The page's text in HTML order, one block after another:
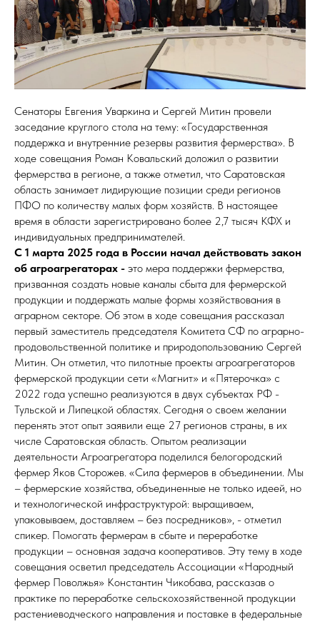
Сенаторы Евгения Уваркина и Сергей Митин провели
заседание круглого стола на тему: «Государственная
поддержка и внутренние резервы развития фермерства». В
ходе совещания Роман Ковальский доложил о развитии
фермерства в регионе, а также отметил, что Саратовская
область занимает лидирующие позиции среди регионов
ПФО по количеству малых форм хозяйств. В настоящее
время в области зарегистрировано более 2,7 тысяч КФХ и
индивидуальных предпринимателей.
С 1 марта 2025 года в России начал действовать закон
об агроагрегаторах - это мера поддержки фермерства,
призванная создать новые каналы сбыта для фермерской
продукции и поддержать малые формы хозяйствования в
аграрном секторе. Об этом в ходе совещания рассказал
первый заместитель председателя Комитета СФ по аграрно-
продовольственной политике и природопользованию Сергей
Митин. Он отметил, что пилотные проекты агроагрегаторов
фермерской продукции сети «Магнит» и «Пятерочка» с
2022 года успешно реализуются в двух субъектах РФ -
Тульской и Липецкой областях. Сегодня о своем желании
перенять этот опыт заявили еще 27 регионов страны, в их
числе Саратовская область. Опытом реализации
деятельности Агроагрегатора поделился белогородский
фермер Яков Сторожев. «Сила фермеров в объединении. Мы
– фермерские хозяйства, объединенные не только идеей, но
и технологической инфраструктурой: выращиваем,
упаковываем, доставляем – без посредников», - отметил
спикер. Помогать фермерам в сбыте и переработке
продукции – основная задача кооперативов. Эту тему в ходе
совещания осветил председатель Ассоциации «Народный
фермер Поволжья» Константин Чикобава, рассказав о
практике по переработке сельскохозяйственной продукции
растениеводческого направления и поставке в федеральные